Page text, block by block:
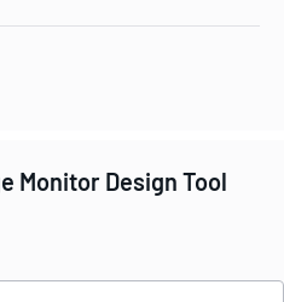
Monitor Design Tool